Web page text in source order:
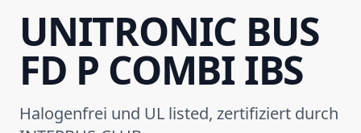
UNITRONIC BUS
FD P COMBI IBS
Halogenfrei und UL listed, zertifiziert durch